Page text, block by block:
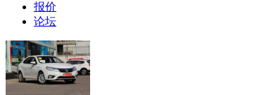
报价
论坛